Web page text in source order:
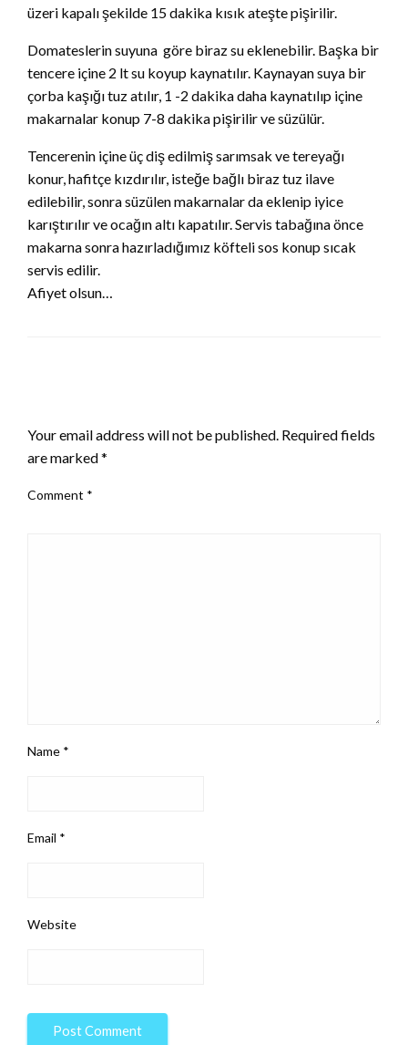
üzeri kapalı şekilde 15 dakika kısık ateşte pişirilir.
Domateslerin suyuna göre biraz su eklenebilir. Başka bir
tencere içine 2 lt su koyup kaynatılır. Kaynayan suya bir
çorba kaşığı tuz atılır, 1 -2 dakika daha kaynatılıp içine
makarnalar konup 7-8 dakika pişirilir ve süzülür.
Tencerenin içine üç diş edilmiş sarımsak ve tereyağı
konur, hafitçe kızdırılır, isteğe bağlı biraz tuz ilave
edilebilir, sonra süzülen makarnalar da eklenip iyice
karıştırılır ve ocağın altı kapatılır. Servis tabağına önce
makarna sonra hazırladığımız köfteli sos konup sıcak
servis edilir.
Afiyet olsun…
Your email address will not be published. Required fields
are marked*
Comment *
Name *
Email *
Website